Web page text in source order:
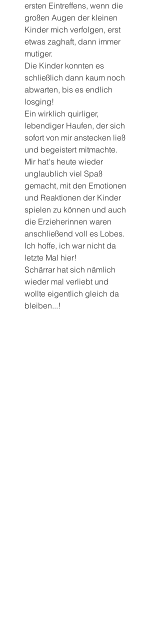
ersten Eintreffens, wenn die
großen Augen der kleinen
Kinder mich verfolgen, erst
etwas zaghaft, dann immer
mutiger.
Die Kinder konnten es
schließlich dann kaum noch
abwarten, bis es endlich
losging!
Ein wirklich quirliger,
lebendiger Haufen, der sich
sofort von mir anstecken ließ
und begeistert mitmachte.
Mir hat's heute wieder
unglaublich viel Spaß
gemacht, mit den Emotionen
und Reaktionen der Kinder
spielen zu können und auch
die Erzieherinnen waren
anschließend voll es Lobes.
Ich hoffe, ich war nicht da
letzte Mal hier!
Schärrar hat sich nämlich
wieder mal verliebt und
wollte eigentlich gleich da
bleiben...!